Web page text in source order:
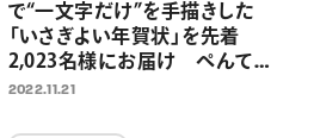
で“一文字だけ”を手描きした
「いさぎよい年賀状」を先着
2,023名様にお届け ぺんてる
に年賀状を送ると筆ペンが当た
2022.11.21